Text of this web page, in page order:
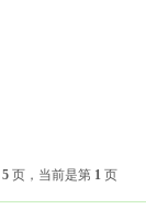
5 页，当前是第 1 页